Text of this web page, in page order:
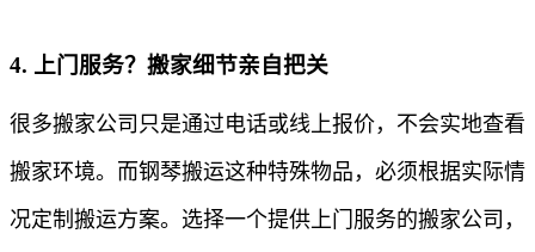
4. 上门服务？搬家细节亲自把关
很多搬家公司只是通过电话或线上报价，不会实地查看
搬家环境。而钢琴搬运这种特殊物品，必须根据实际情
况定制搬运方案。选择一个提供上门服务的搬家公司，